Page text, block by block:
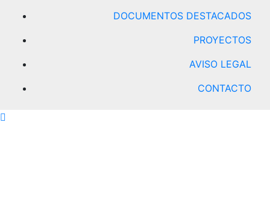
DOCUMENTOS DESTACADOS
PROYECTOS
AVISO LEGAL
CONTACTO